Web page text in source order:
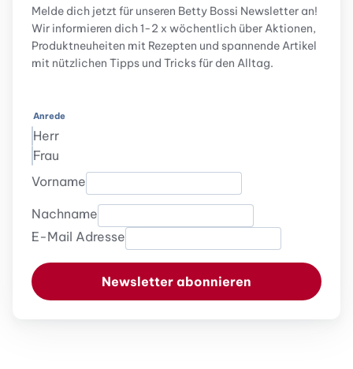
Melde dich jetzt für unseren Betty Bossi Newsletter an!
Wir informieren dich 1-2 x wöchentlich über Aktionen,
Produktneuheiten mit Rezepten und spannende Artikel
mit nützlichen Tipps und Tricks für den Alltag.
Anrede
Herr
Frau
Vorname
Nachname
E-Mail Adresse
Newsletter abonnieren